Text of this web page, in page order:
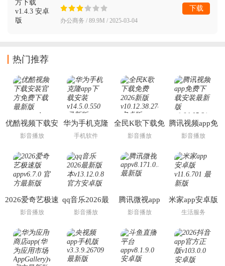
办公商务 / 89.9M / 2025-03-04
下载
热门推荐
优酷视频下载安
装官方免费下载
影音播放
华为手机克隆
app下载安装
手机软件
全民K歌下载免
费2026新版
影音播放
腾讯视频app免
费下载安装最新
影音播放
2026爱奇艺极速
版app
影音播放
qq音乐2026最
新版本
影音播放
腾讯微视app
影音播放
米家app安卓版
生活服务